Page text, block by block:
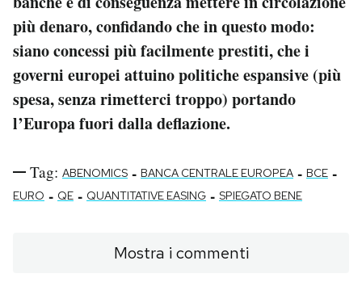
più denaro, confidando che in questo modo:
siano concessi più facilmente prestiti, che i
governi europei attuino politiche espansive (più
spesa, senza rimetterci troppo) portando
l’Europa fuori dalla deflazione.
Tag: ABENOMICS - BANCA CENTRALE EUROPEA - BCE -
EURO - QE - QUANTITATIVE EASING - SPIEGATO BENE
Mostra i commenti